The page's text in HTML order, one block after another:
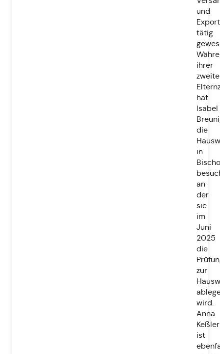
und
Export
tätig
ihrer
hat
Isabel
die
in
an
der
sie
im
Juni
2025
die
zur
wird.
Anna
Keßler
ist